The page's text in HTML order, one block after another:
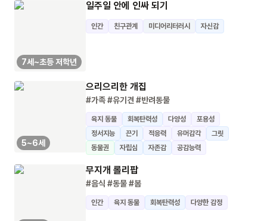
7세~초등 저학년
일주일 안에 인싸 되기
인간 친구관계 미디어리터러시 자신감
5~6세
으리으리한 개집
#가족#유기견 #반려동물
육지 동물 회복탄력성 다양성
포용성
정서지능
끈기 적응력 유머감각
그릿
동물권
자립심 자존감 공감능력
무지개 롤리팝
#음식 #동물#봄
인간 육지 동물 회복탄력성 다양한 감정